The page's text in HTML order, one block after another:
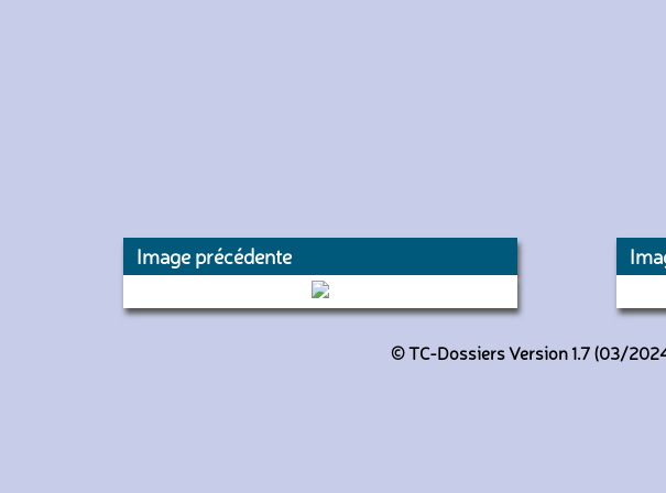
Image précédente
159172 (Keolis CIF)
© TC-Dossiers Version 1.7 (03/